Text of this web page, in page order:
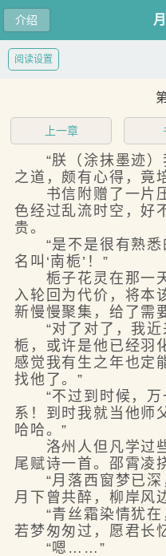
介绍
阅读设置
上一章
“朕（涂抹墨迹）
之道，颇有心得，竟
书信附赠了一片压
色经过乱流时空，好
贵。
“是不是很有熟悉
名叫‘南栀’！”
栀子花灵在那一天
入轮回为代价，将本
新慢慢聚集，给了需
“对了对了，我近
栀，或许是他已经羽
感觉我有生之年也定
找他了。”
“不过到时候，万
系！到时我就当他师
哈哈。”
洛州人但凡学过些
尾赋诗一首。邵霄凌
“月落西窗梦已深
月下曾共醉，柳岸风
“青丝霜染情犹在
若梦匆匆过，愿君长
“嗯……”